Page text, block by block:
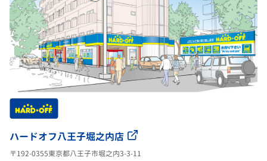
ハードオフ八王子堀之内店
〒192-0355東京都八王子市堀之内3-3-11